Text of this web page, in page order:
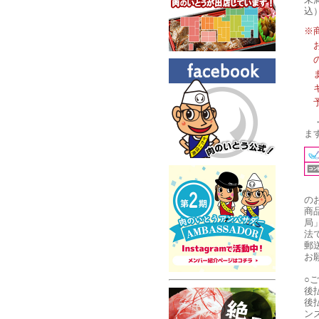
込
※
ま
の
商
局
法
郵
お
○
後
後
ン